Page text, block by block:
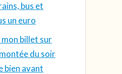
bus et
un euro
mon billet sur
du soir
bien avant